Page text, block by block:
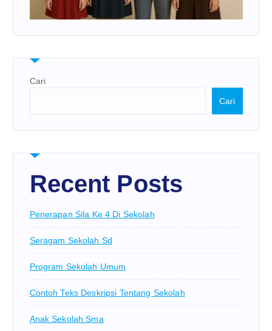
Cari
Cari
Recent Posts
Penerapan Sila Ke 4 Di Sekolah
Seragam Sekolah Sd
Program Sekolah Umum
Contoh Teks Deskripsi Tentang Sekolah
Anak Sekolah Sma